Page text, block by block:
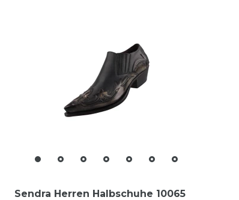
Sendra Herren Halbschuhe 10065